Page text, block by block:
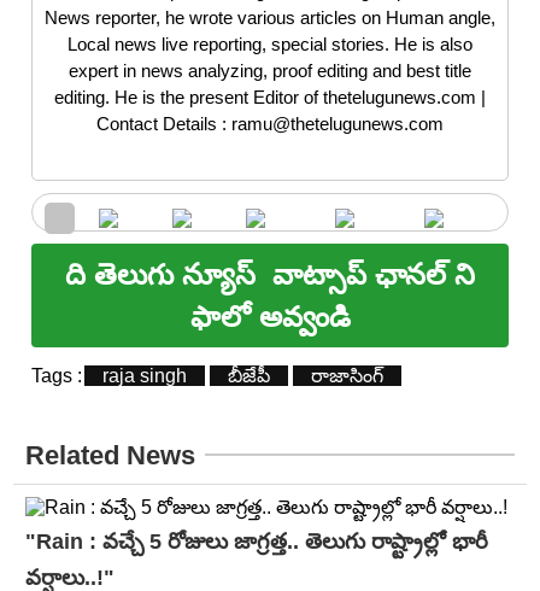
News reporter, he wrote various articles on Human angle,
Local news live reporting, special stories. He is also
expert in news analyzing, proof editing and best title
editing. He is the present Editor of thetelugunews.com |
Contact Details : ramu@thetelugunews.com
ది తెలుగు న్యూస్ వాట్సాప్ ఛానల్ ని
ఫాలో అవ్వండి
Tags : raja singh బీజేపీ రాజాసింగ్
Related News
"Rain : వచ్చే 5 రోజులు జాగ్రత్త.. తెలుగు రాష్ట్రాల్లో భారీ
వ‌ర్షాలు..!"